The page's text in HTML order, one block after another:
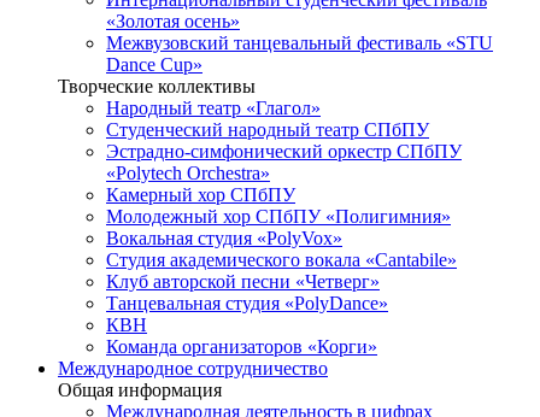
«Золотая осень»
Межвузовский танцевальный фестиваль «STU
Dance Cup»
Творческие коллективы
Народный театр «Глагол»
Студенческий народный театр СПбПУ
Эстрадно-симфонический оркестр СПбПУ
«Polytech Orchestra»
Камерный хор СПбПУ
Молодежный хор СПбПУ «Полигимния»
Вокальная студия «PolyVox»
Студия академического вокала «Cantabile»
Клуб авторской песни «Четверг»
Танцевальная студия «PolyDance»
КВН
Команда организаторов «Корги»
Международное сотрудничество
Общая информация
Международная деятельность в цифрах